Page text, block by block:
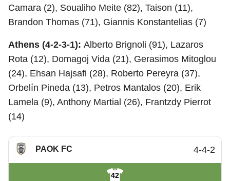
Camara (2), Soualiho Meite (82), Taison (11),
Brandon Thomas (71), Giannis Konstantelias (7)
Athens (4-2-3-1): Alberto Brignoli (91), Lazaros
Rota (12), Domagoj Vida (21), Gerasimos Mitoglou
(24), Ehsan Hajsafi (28), Roberto Pereyra (37),
Orbelín Pineda (13), Petros Mantalos (20), Erik
Lamela (9), Anthony Martial (26), Frantzdy Pierrot
(14)
PAOK FC 4-4-2
42